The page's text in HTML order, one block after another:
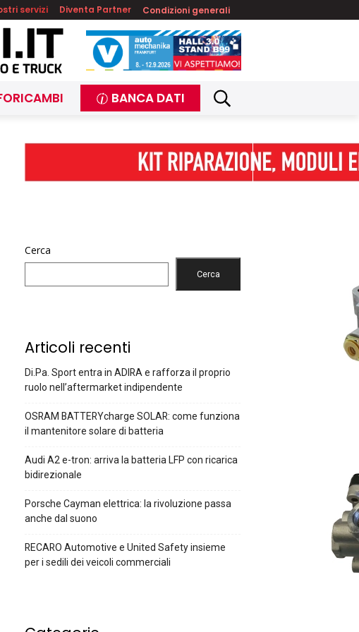
servizi Diventa Partner Condizioni generali
BANCA DATI
Cerca
Cerca
Articoli recenti
Di.Pa. Sport entra in ADIRA e rafforza il proprio
ruolo nell’aftermarket indipendente
OSRAM BATTERYcharge SOLAR: come funziona
il mantenitore solare di batteria
Audi A2 e-tron: arriva la batteria LFP con ricarica
bidirezionale
Porsche Cayman elettrica: la rivoluzione passa
anche dal suono
RECARO Automotive e United Safety insieme
per i sedili dei veicoli commerciali